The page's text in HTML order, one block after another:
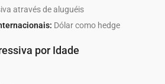
através de aluguéis
Dólar como hedge
por Idade